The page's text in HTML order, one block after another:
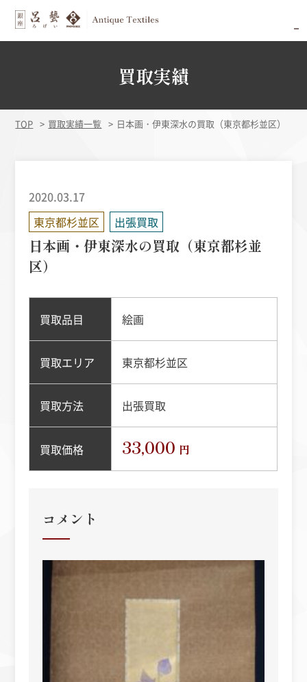
買取実績
TOP 買取実績一覧 日本画・伊東深水の買取（東京都杉並区）
2020.03.17
東京都杉並区
出張買取
日本画・伊東深水の買取（東京都杉並
区）
買取品目 絵画
買取エリア 東京都杉並区
買取方法 出張買取
買取価格 33,000 円
コメント